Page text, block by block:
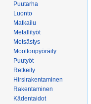
Puutarha
Luonto
Matkailu
Metallityöt
Metsästys
Moottoripyöräily
Puutyöt
Retkeily
Hirsirakentaminen
Rakentaminen
Kädentaidot